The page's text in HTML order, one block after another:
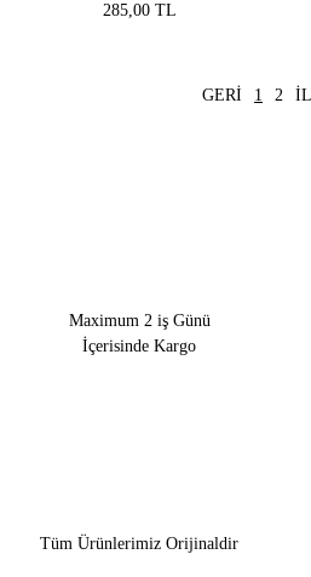
285,00 TL
1 2
Maximum 2 iş Günü
İçerisinde Kargo
Tüm Ürünlerimiz Orijinaldir